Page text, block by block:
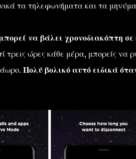
τα τηλεφωνήματα και τα
να βάλει χρονοδιακόπτη
ώρες κάθε μέρα, μπορείς να
Πολύ βολικό αυτό ειδικά